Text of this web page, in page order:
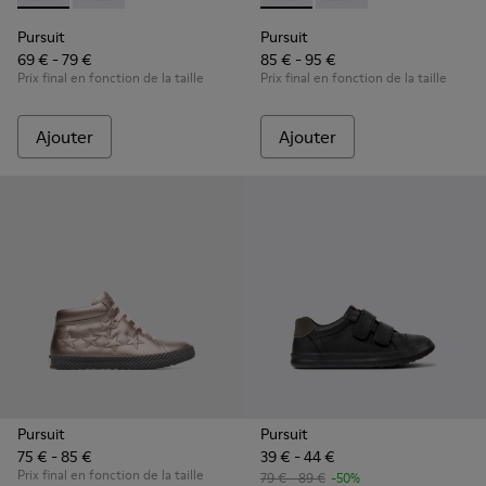
Pursuit
69 € - 79 €
Prix final en fonction de la taille
Ajouter
Pursuit
85 € - 95 €
Prix final en fonction de la taille
Ajouter
Pursuit
75 € - 85 €
Prix final en fonction de la taille
Pursuit
39 € - 44 €
79 € - 89 € -50%